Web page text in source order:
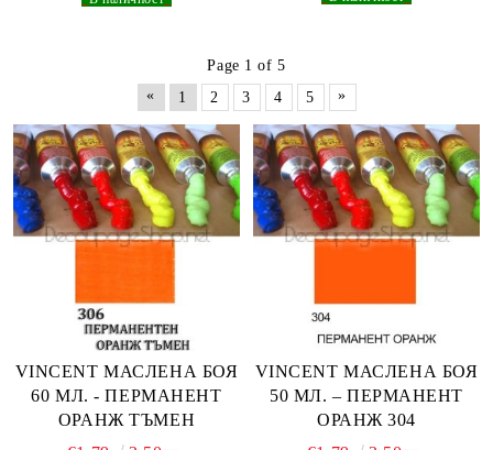
Page 1 of 5
«
1 2 3 4 5 »
VINCENT МАСЛЕНА БОЯ
60 МЛ. - ПЕРМАНЕНТ
ОРАНЖ ТЪМЕН
VINCENT МАСЛЕНА БОЯ
50 МЛ. – ПЕРМАНЕНТ
ОРАНЖ 304